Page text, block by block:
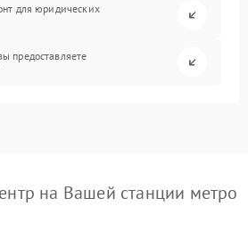
для юридических
предоставляете
на Вашей станции метро